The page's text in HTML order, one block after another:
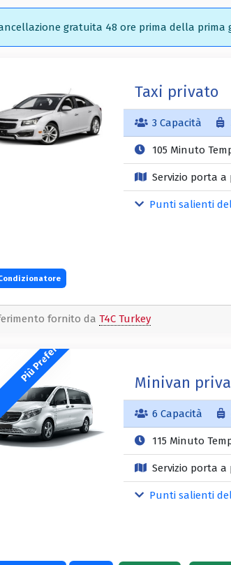
gratuita 48 ore prima della prima
Taxi privato
3 Capacità
105 Minuto
Servizio porta a
Punti salienti
fornito da T4C Turkey
Più Preferito Minivan
6 Capacità
115 Minuto
Servizio porta a
Punti salienti